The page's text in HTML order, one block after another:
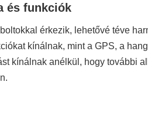
és funkciók
érkezik, lehetővé téve
kínálnak, mint a GPS, a
kínálnak anélkül, hogy további